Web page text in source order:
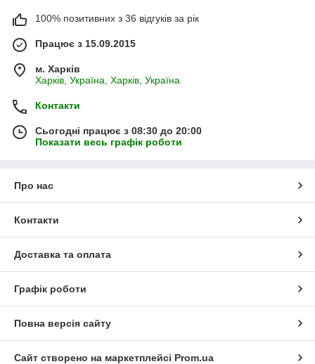
100% позитивних з 36 відгуків за рік
Працює з 15.09.2015
м. Харків
Харків, Україна, Харків, Україна
Контакти
Сьогодні працює з 08:30 до 20:00
Показати весь графік роботи
Про нас
Контакти
Доставка та оплата
Графік роботи
Повна версія сайту
Сайт створено на маркетплейсі Prom.ua